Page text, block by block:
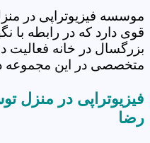
موسسه فیزیوتراپی در
قوی دارد که در رابطه
بزرگسال در خانه فعالیت
متخصصی در این مجموعه
فیزیوتراپی در منزل
رضا